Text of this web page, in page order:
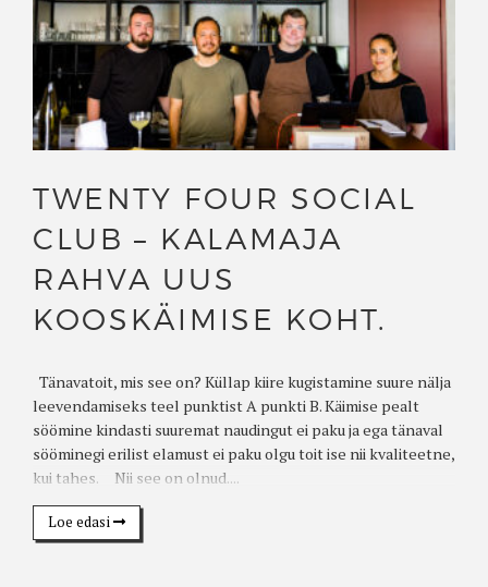
TWENTY FOUR SOCIAL
CLUB – KALAMAJA
RAHVA UUS
KOOSKÄIMISE KOHT.
Tänavatoit, mis see on? Küllap kiire kugistamine suure nälja
leevendamiseks teel punktist A punkti B. Käimise pealt
söömine kindasti suuremat naudingut ei paku ja ega tänaval
sööminegi erilist elamust ei paku olgu toit ise nii kvaliteetne,
kui tahes. Nii see on olnud....
Loe edasi